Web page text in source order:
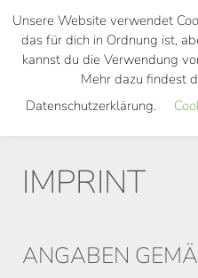
Skip
main
IMPRINT
ANGABEN
Unsere Website verwendet
das für dich in Ordnung ist,
kannst du die Verwendung
Mehr dazu findest
Datenschutzerklärung.